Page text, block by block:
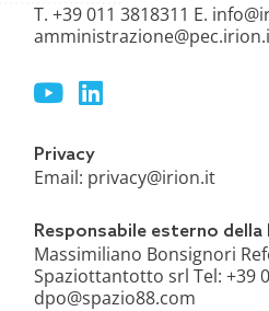
T. +39 011 3818311 E.
o
u
t
u
b
e
i
n
e
d
i
n
Privacy
Email: privacy@irion.it
Responsabile esterno
Massimiliano Bonsignori
Spaziottantotto srl Tel: +39
dpo@spazio88.com